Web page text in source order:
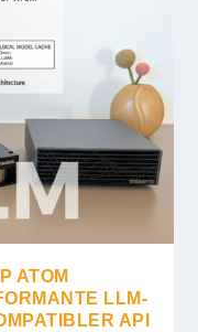
ATOM
LLM-
API